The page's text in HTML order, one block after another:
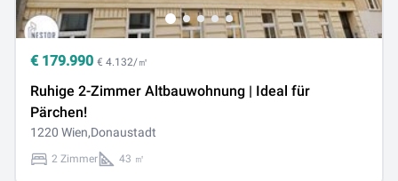
€ 179.990 € 4.132/㎡
Ruhige 2-Zimmer Altbauwohnung | Ideal für
Pärchen!
1220 Wien,Donaustadt
2 Zimmer 43 ㎡